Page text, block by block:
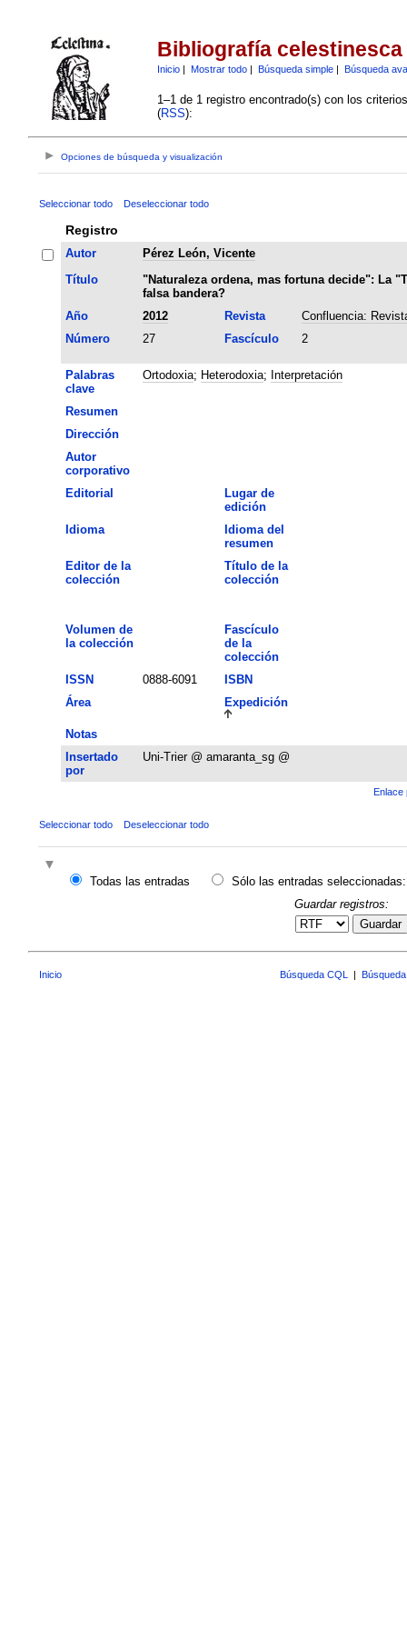
Bibliografía celestinesca
Inicio| Mostrar todo| Búsqueda simple| Búsqueda
1–1 de 1 registro encontrado(s) con los
(RSS):
Opciones de búsqueda y visualización
Seleccionar todo Deseleccionar todo
Registro
Autor
Pérez León, Vicente
Título
"Naturaleza ordena, mas fortuna decide": La
falsa bandera?
Año
2012 Revista
Confluencia:
Número
27 Fascículo 2
Palabras
clave
Ortodoxia; Heterodoxia; Interpretación
Resumen
Dirección
Autor
corporativo
Editorial
Lugar de
edición
Idioma
Idioma del
resumen
Editor de la
colección
Título de la
colección
Volumen de
la colección
Fascículo
de la
colección
ISSN
0888-6091
ISBN
Área
Expedición
Notas
Insertado
por
Uni-Trier @ amaranta_sg @
Enlace
Seleccionar todo Deseleccionar todo
Todas las entradas
Sólo las entradas seleccionadas:
Guardar registros:
Guardar
Inicio Búsqueda CQL